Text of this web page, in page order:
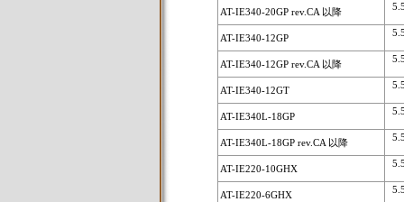
AT-IE340-20GP rev.CA 以降
AT-IE340-12GP
AT-IE340-12GP rev.CA 以降
AT-IE340-12GT
AT-IE340L-18GP
AT-IE340L-18GP rev.CA 以降
AT-IE220-10GHX
AT-IE220-6GHX